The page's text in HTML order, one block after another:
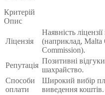
Критерій
Опис
Ліцензія
Наявність
(наприклад,
Commission).
Репутація
Позитивні відгуки
шахрайство.
Способи
оплати
Широкий вибір
виведення коштів.